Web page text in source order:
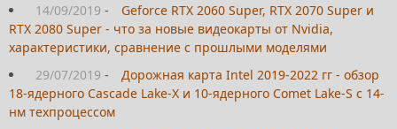
14/09/2019 -
Geforce RTX 2060 Super, RTX 2070 Super и
RTX 2080 Super - что за новые видеокарты от Nvidia,
характеристики, сравнение с прошлыми моделями
29/07/2019 -
Дорожная карта Intel 2019-2022 гг - обзор
18-ядерного Cascade Lake-X и 10-ядерного Comet Lake-S с 14-
нм техпроцессом